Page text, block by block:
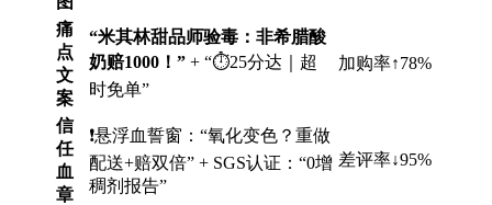
痛
点
文
案
​“米其林甜品师验毒：非希腊酸
奶赔1000！”​ ​ + “⏱25分达｜超
时免单”
加购率↑78%
信
任
血
章
❗️悬浮血誓窗：“氧化变色？重做
配送+赔双倍” + SGS认证：“0增
稠剂报告”
差评率↓95%